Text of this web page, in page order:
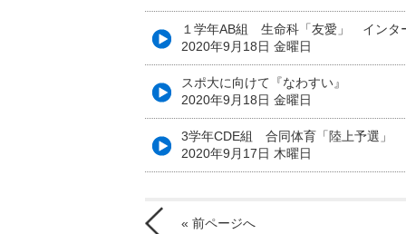
１学年AB組 生命科「友愛」 インタ
2020年9月18日 金曜日
スポ大に向けて『なわすい』
2020年9月18日 金曜日
3学年CDE組 合同体育「陸上予選」
2020年9月17日 木曜日
« 前ページへ